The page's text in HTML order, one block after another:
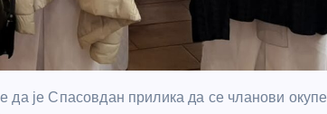
је Спасовдан прилика да се чланови окупе,